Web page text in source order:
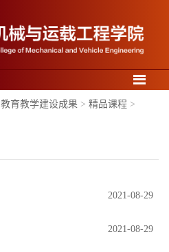
教育教学建设成果 > 精品课程 >
2021-08-29
2021-08-29